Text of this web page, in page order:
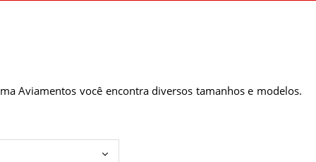
Aviamentos você encontra diversos tamanhos e modelos.